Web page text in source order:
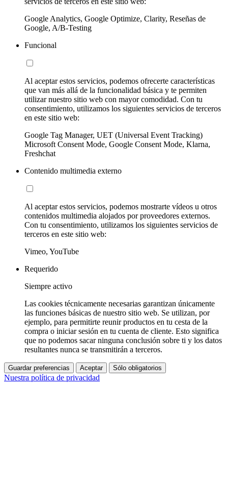
Google Analytics, Google Optimize, Clarity, Reseñas de
Google, A/B-Testing
Funcional
Al aceptar estos servicios, podemos ofrecerte características
que van más allá de la funcionalidad básica y te permiten
utilizar nuestro sitio web con mayor comodidad. Con tu
consentimiento, utilizamos los siguientes servicios de terceros
en este sitio web:
Google Tag Manager, UET (Universal Event Tracking)
Microsoft Consent Mode, Google Consent Mode, Klarna,
Freshchat
Contenido multimedia externo
Al aceptar estos servicios, podemos mostrarte vídeos u otros
contenidos multimedia alojados por proveedores externos.
Con tu consentimiento, utilizamos los siguientes servicios de
terceros en este sitio web:
Vimeo, YouTube
Requerido
Siempre activo
Las cookies técnicamente necesarias garantizan únicamente
las funciones básicas de nuestro sitio web. Se utilizan, por
ejemplo, para permitirte reunir productos en tu cesta de la
compra o iniciar sesión en tu cuenta de cliente. Esto significa
que no podemos sacar ninguna conclusión sobre ti y los datos
resultantes nunca se transmitirán a terceros.
Guardar preferencias Aceptar Sólo obligatorios
Nuestra política de privacidad